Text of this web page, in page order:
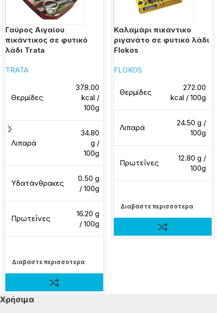
Γαύρος Αιγαίου
πικάντικος σε φυτικό
λάδι Trata
TRATA
Θερμίδες
378.00
kcal /
100g
Λιπαρά
34.80
g /
100g
Υδατάνθρακες
0.50 g
/ 100g
Πρωτεΐνες
16.20 g
/ 100g
Διαβάστε περισσότερα
Καλαμάρι πικάντικο
ριγανάτο σε φυτικό λάδι
Flokos
FLOKOS
Θερμίδες
272.00
kcal / 100g
Λιπαρά
24.50 g /
100g
Πρωτεΐνες
12.80 g /
100g
Διαβάστε περισσότερα
Χρήσιμα